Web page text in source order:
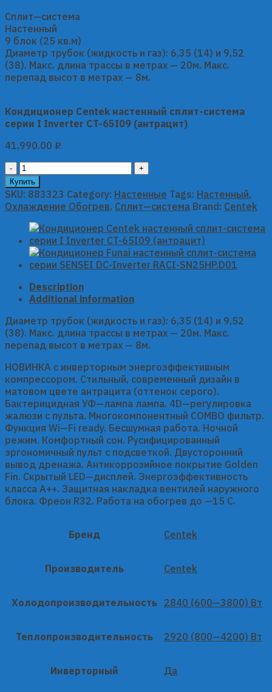
Сплит—система
Настенный
9 блок (25 кв.м)
Диаметр трубок (жидкость и газ): 6,35 (14) и 9,52
(38). Макс. длина трассы в метрах — 20м. Макс.
перепад высот в метрах — 8м.
Кондиционер Centek настенный сплит-система
серии I Inverter CT-65I09 (антрацит)
41,990.00 ₽
Кондиционер
Centek
настенный
сплит-
система
серии
I
Inverter
CT-
(антрацит)
quantity
Купить
SKU: 883323 Category: Настенные Tags: Настенный,
Охлаждение Обогрев, Сплит—система Brand: Centek
Description
Additional information
Диаметр трубок (жидкость и газ): 6,35 (14) и 9,52
(38). Макс. длина трассы в метрах — 20м. Макс.
перепад высот в метрах — 8м.
НОВИНКА с инверторным энергоэффективным
компрессором. Стильный, современный дизайн в
матовом цвете антрацита (оттенок серого).
Бактерицидная УФ—лампа лампа. 4D—регулировка
жалюзи с пульта. Многокомпонентный COMBO фильтр.
Функция Wi—Fi ready. Бесшумная работа. Ночной
режим. Комфортный сон. Русифицированный
эргономичный пульт с подсветкой. Двусторонний
вывод дренажа. Антикоррозийное покрытие Golden
Fin. Скрытый LED—дисплей. Энергоэффективность
класса А++. Защитная накладка вентилей наружного
блока. Фреон R32. Работа на обогрев до —15 C.
Бренд Centek
Производитель Centek
Холодопроизводительность 2840 (600—3800) Вт
Теплопроизводительность 2920 (800—4200) Вт
Инверторный Да